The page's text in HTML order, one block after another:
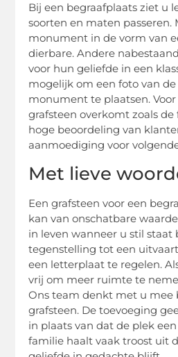
Bij een begraafplaats ziet u
soorten en maten passeren.
monument in de vorm van
dierbare. Andere
voor hun geliefde in een
mogelijk om een foto van
monument te plaatsen.
grafsteen overkomt zoals
hoge beoordeling van
aanmoediging voor
Met lieve
Een grafsteen voor een
kan van onschatbare
in leven wanneer u stil staat
tegenstelling tot een
een letterplaat te regelen.
vrij om meer ruimte te
Ons team denkt met u mee
grafsteen. De toevoeging
in plaats van dat de plek
familie haalt vaak troost uit